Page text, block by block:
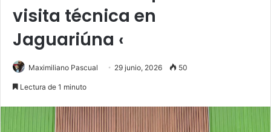
visita técnica en
Jaguariúna ‹
Maximiliano Pascual 29 junio, 2026 50
Lectura de 1 minuto